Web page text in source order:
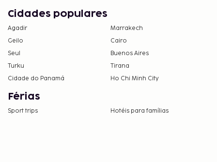
Cidades populares
Agadir
Marrakech
Geilo
Cairo
Seul
Buenos Aires
Turku
Tirana
Cidade do Panamá
Ho Chi Minh City
Férias
Sport trips Hotéis para famílias